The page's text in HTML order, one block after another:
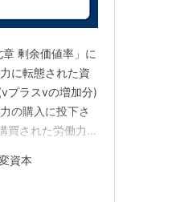
剰余価値率」に
に転態された資
プラスvの増加分)
の購入に投下さ
買された労働力の
働のかわりに生
資本